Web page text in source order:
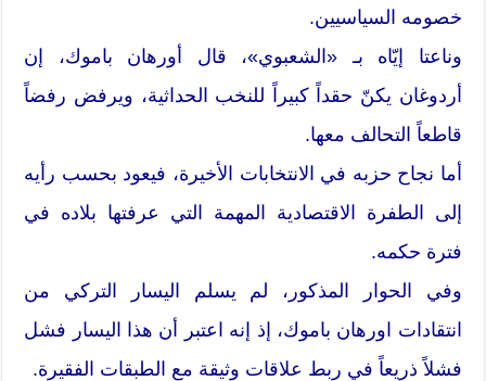
خصومه السياسيين.
وناعتا إيّاه بـ «الشعبوي»، قال أورهان باموك، إن
أردوغان يكنّ حقداً كبيراً للنخب الحداثية، ويرفض رفضاً
قاطعاً التحالف معها.
أما نجاح حزبه في الانتخابات الأخيرة، فيعود بحسب رأيه
إلى الطفرة الاقتصادية المهمة التي عرفتها بلاده في
فترة حكمه.
وفي الحوار المذكور، لم يسلم اليسار التركي من
انتقادات اورهان باموك، إذ إنه اعتبر أن هذا اليسار فشل
فشلاً ذريعاً في ربط علاقات وثيقة مع الطبقات الفقيرة.